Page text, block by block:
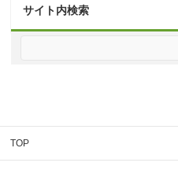
サイト内検索
TOP